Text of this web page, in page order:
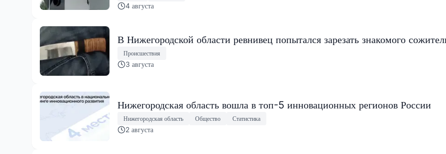
4 августа
В Нижегородской области ревнивец попытался зарезать знакомого
Происшествия
3 августа
Нижегородская область вошла в топ-5 инновационных регионов России
Нижегородская область Общество Статистика
2 августа